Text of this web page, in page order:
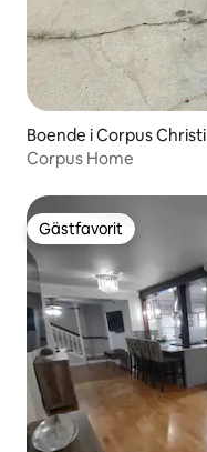
Boende i Corpus Christi
Corpus Home
Gästfavorit
Gästfavorit